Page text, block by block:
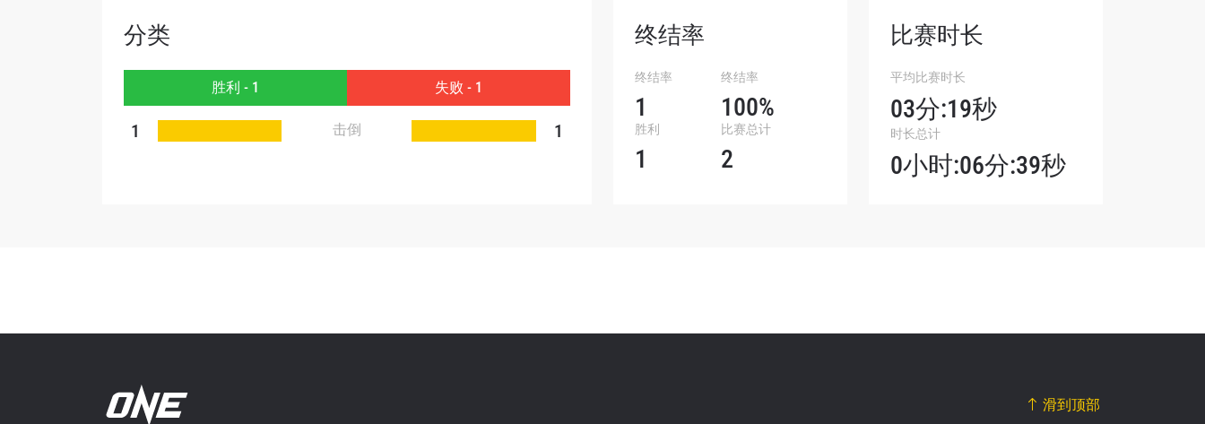
分类
胜利 - 1 失败 - 1
1 击倒 1
终结率
终结率
1
终结率
100%
胜利
1
比赛总计
2
比赛时长
平均比赛时长
03分:19秒
时长总计
0小时:06分:39秒
滑到顶部
提交此表格签署弹出免责声明，即表示您同意我们的隐私政策，我们将收
集、使用和披露您的信息。您可以随时取消订阅这些信息。